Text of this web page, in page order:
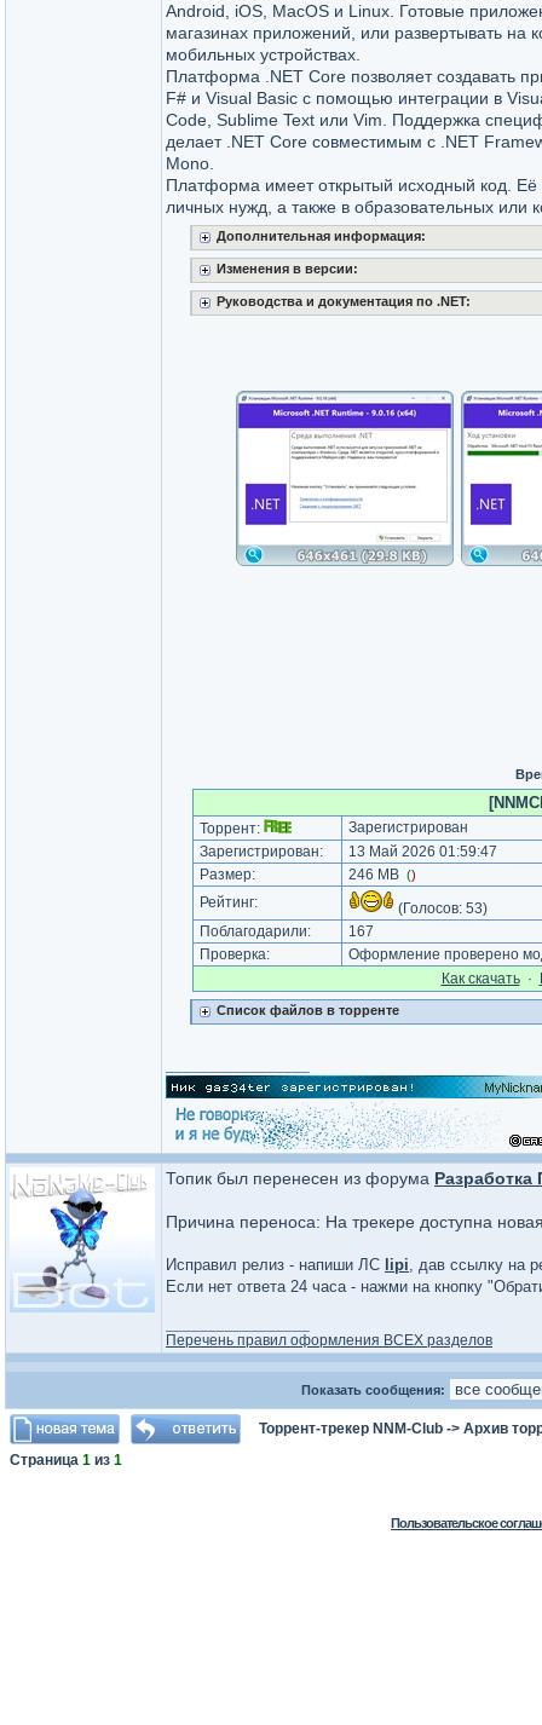
Android, iOS, MacOS и Linux. Готовые
магазинах приложений, или развертывать на
мобильных устройствах.
Платформа .NET Core позволяет создавать
F# и Visual Basic с помощью интеграции в
Code, Sublime Text или Vim. Поддержка
делает .NET Core совместимым с .NET
Mono.
Платформа имеет открытый исходный код. Её
личных нужд, а также в образовательных или
Дополнительная информация:
Изменения в версии:
Руководства и документация по .NET:
Торрент:
Зарегистрирован
Зарегистрирован:
13 Май 2026 01:59:47
Размер:
246 MB ()
Рейтинг: (Голосов: 53)
Поблагодарили:
167
Проверка:
Оформление проверено
Как cкачать·
Список файлов в торренте
Топик был перенесен из форума Разработка
Причина переноса: На трекере доступна
Исправил релиз - напиши ЛС lipi, дав ссылку на
Если нет ответа 24 часа - нажми на кнопку
Перечень правил оформления ВСЕХ разделов
Показать сообщения:
Торрент-трекер NNM-Club -> Архив
Страница 1 из 1
Пользовательское